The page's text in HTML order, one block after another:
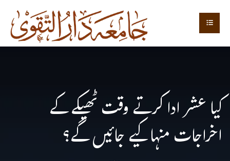
کیا عشر ادا کرتے وقت ٹھیکے کے
اخراجات منہا کیے جائیں گے؟